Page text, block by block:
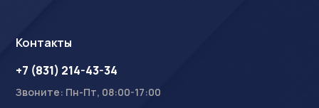
Контакты
+7 (831) 214-43-34
Звоните: Пн-Пт, 08:00-17:00